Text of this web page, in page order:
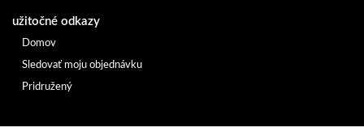
užitočné odkazy
Domov
Sledovať moju objednávku
Pridružený